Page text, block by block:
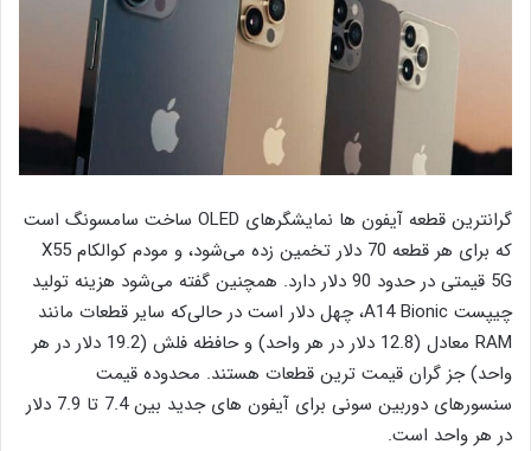
گرانترین قطعه آیفون ها نمایشگرهای OLED ساخت سامسونگ است
که برای هر قطعه 70 دلار تخمین زده می‌شود، و مودم کوالکام X55
5G قیمتی در حدود 90 دلار دارد. همچنین گفته می‌شود هزینه تولید
چیپست A14 Bionic، چهل دلار است در حالی‌که سایر قطعات مانند
RAM معادل (12.8 دلار در هر واحد) و حافظه فلش (19.2 دلار در هر
واحد) جز گران قیمت ترین قطعات هستند. محدوده قیمت
سنسورهای دوربین سونی برای آیفون های جدید بین 7.4 تا 7.9 دلار
در هر واحد است.